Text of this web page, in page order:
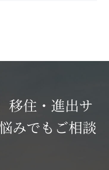
移住・進出サ
みでもご相談